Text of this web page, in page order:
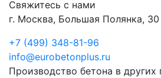
Свяжитесь с нами
г. Москва, Большая Полянка, 30
+7 (499) 348-81-96
info@eurobetonplus.ru
Производство бетона в других